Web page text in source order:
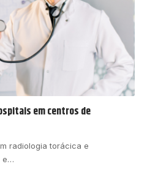
em centros de
radiologia torácica e
e…